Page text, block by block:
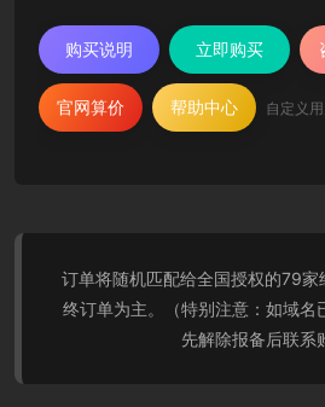
购买说明 立即购买
官网算价 帮助中心 自定义
订单将随机匹配给全国授权的79家
终订单为主。（特别注意：如域名
先解除报备后联系